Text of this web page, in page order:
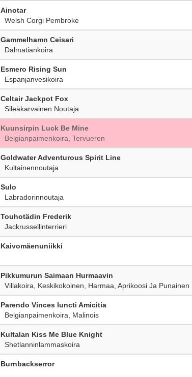
Ainotar
Welsh Corgi Pembroke
Gammelhamn Ceisari
Dalmatiankoira
Esmero Rising Sun
Espanjanvesikoira
Celtair Jackpot Fox
Sileäkarvainen Noutaja
Kuunsirpin Luck Be Mine
Belgianpaimenkoira, Tervueren
Goldwater Adventurous Spirit Line
Kultainennoutaja
Sulo
Labradorinnoutaja
Touhotädin Frederik
Jackrussellinterrieri
Kaivomäenuniikki
Pikkumurun Saimaan Hurmaavin
Villakoira, Keskikokoinen, Harmaa, Aprikoosi Ja Punainen
Parendo Vinces Iuncti Amicitia
Belgianpaimenkoira, Malinois
Kultalan Kiss Me Blue Knight
Shetlanninlammaskoira
Burnbackserror